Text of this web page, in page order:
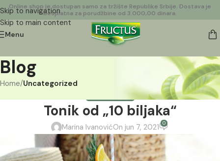
Skip to navigation
Skip to main content
Online shop je dostupan samo za tržište Republike Srbije. Dostava je
besplatna za porudžbine od 3.000,00 dinara.
Menu
Blog
Home/Uncategorized
Tonik od „10 biljaka“
Marina IvanovićOn jun 7, 2021 0